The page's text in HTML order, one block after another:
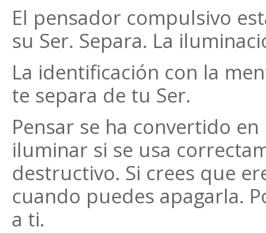
El pensador compulsivo
su Ser. Separa. La
La identificación con la
te separa de tu Ser.
Pensar se ha convertido
iluminar si se usa
destructivo. Si crees que
cuando puedes apagarla.
a ti.